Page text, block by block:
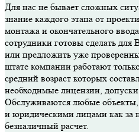
Для нас не бывает сложных
знание каждого этапа от
монтажа и окончательного
сотрудники готовы сделать
или предложить уже
штате компании работают
средний возраст которых
необходимые лицензии,
Обслуживаются любые
и юридическими лицами как за
безналичный расчет.